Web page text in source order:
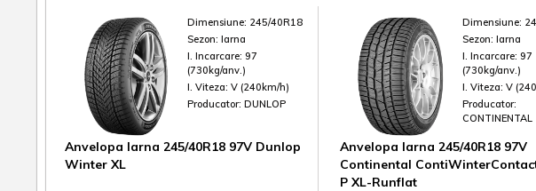
Dimensiune: 245/40R18
Sezon: Iarna
I. Incarcare: 97
(730kg/anv.)
I. Viteza: V (240km/h)
Producator: DUNLOP
Anvelopa Iarna 245/40R18 97V Dunlop
Winter XL
Dimensiune:
Sezon: Iarna
I. Incarcare: 97
(730kg/anv.)
I. Viteza: V
Producator:
CONTINENTAL
Anvelopa Iarna 245/40R18 97V
Continental
P XL-Runflat